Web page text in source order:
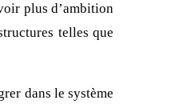
plus d’ambition
telles que
dans le système